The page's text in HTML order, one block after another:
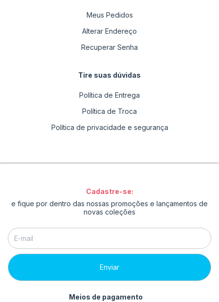
Meus Pedidos
Alterar Endereço
Recuperar Senha
Tire suas dúvidas
Política de Entrega
Política de Troca
Política de privacidade e segurança
Cadastre-se:
e fique por dentro das nossas promoções e lançamentos de
novas coleções
Meios de pagamento